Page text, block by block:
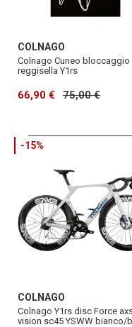
COLNAGO
Colnago Cuneo bloccaggio
reggisella Y1rs
66,90 € 75,00 €
-15%
COLNAGO
Colnago Y1rs disc Force
vision sc45 YSWW bianco/